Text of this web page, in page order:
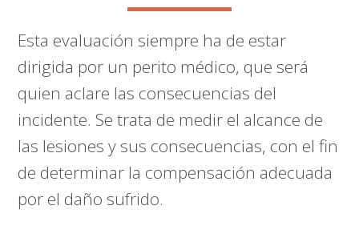
Esta evaluación siempre ha de estar
dirigida por un perito médico, que será
quien aclare las consecuencias del
incidente. Se trata de medir el alcance de
las lesiones y sus consecuencias, con el fin
de determinar la compensación adecuada
por el daño sufrido.